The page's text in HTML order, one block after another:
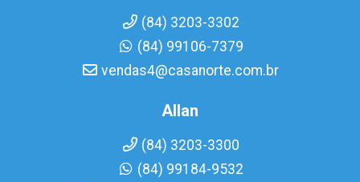
(84) 3203-3302
(84) 99106-7379
vendas4@casanorte.com.br
Allan
(84) 3203-3300
(84) 99184-9532